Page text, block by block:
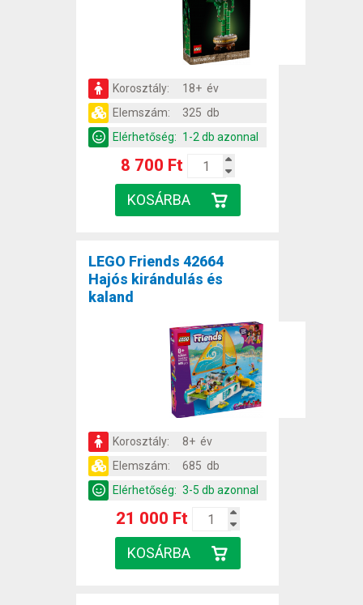
Korosztály:
18+ év
Elemszám:
325 db
Elérhetőség: 1-2 db azonnal
8 700 Ft
LEGO Friends 42664
Hajós kirándulás és
kaland
Korosztály:
8+ év
Elemszám:
685 db
Elérhetőség: 3-5 db azonnal
21 000 Ft